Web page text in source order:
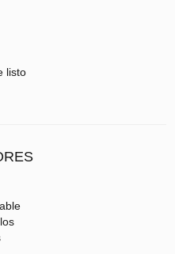
listo